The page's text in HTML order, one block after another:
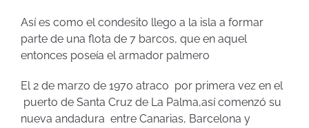
Así es como el condesito llego a la isla a formar
parte de una flota de 7 barcos, que en aquel
entonces poseía el armador palmero
El 2 de marzo de 1970 atraco por primera vez en el
puerto de Santa Cruz de La Palma,así comenzó su
nueva andadura entre Canarias, Barcelona y